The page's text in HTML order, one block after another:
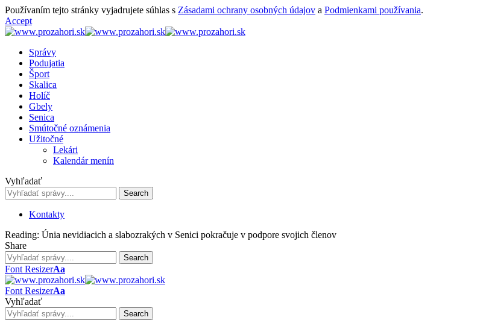
Používaním tejto stránky vyjadrujete súhlas s Zásadami ochrany osobných údajov a Podmienkami používania.
Accept
Správy
Podujatia
Šport
Skalica
Holíč
Gbely
Senica
Smútočné oznámenia
Užitočné
Lekári
Kalendár menín
Vyhľadať
Kontakty
Reading: Únia nevidiacich a slabozrakých v Senici pokračuje v podpore svojich členov
Share
Font ResizerAa
Font ResizerAa
Vyhľadať